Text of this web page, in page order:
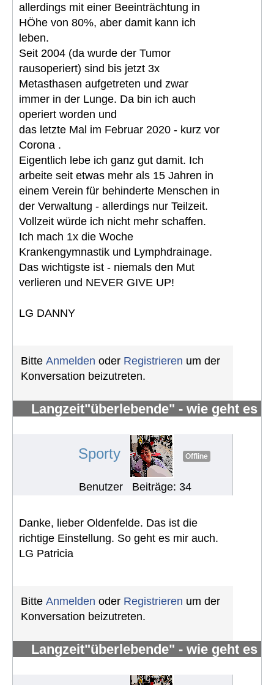
allerdings mit einer Beeinträchtung in
HÖhe von 80%, aber damit kann ich
leben.
Seit 2004 (da wurde der Tumor
rausoperiert) sind bis jetzt 3x
Metasthasen aufgetreten und zwar
immer in der Lunge. Da bin ich auch
operiert worden und
das letzte Mal im Februar 2020 - kurz vor
Corona .
Eigentlich lebe ich ganz gut damit. Ich
arbeite seit etwas mehr als 15 Jahren in
einem Verein für behinderte Menschen in
der Verwaltung - allerdings nur Teilzeit.
Vollzeit würde ich nicht mehr schaffen.
Ich mach 1x die Woche
Krankengymnastik und Lymphdrainage.
Das wichtigste ist - niemals den Mut
verlieren und NEVER GIVE UP!
LG DANNY
Bitte Anmelden oder Registrieren um der
Konversation beizutreten.
Langzeit"überlebende" - wie geht es
Sporty Offline
Benutzer Beiträge: 34
Danke, lieber Oldenfelde. Das ist die
richtige Einstellung. So geht es mir auch.
LG Patricia
Bitte Anmelden oder Registrieren um der
Konversation beizutreten.
Langzeit"überlebende" - wie geht es